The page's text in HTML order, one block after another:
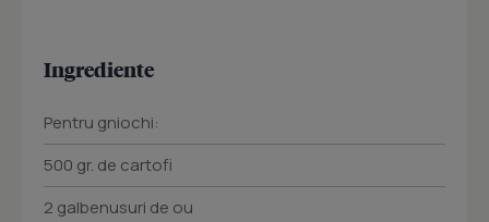
Ingrediente
Pentru gniochi:
500 gr. de cartofi
2 galbenusuri de ou